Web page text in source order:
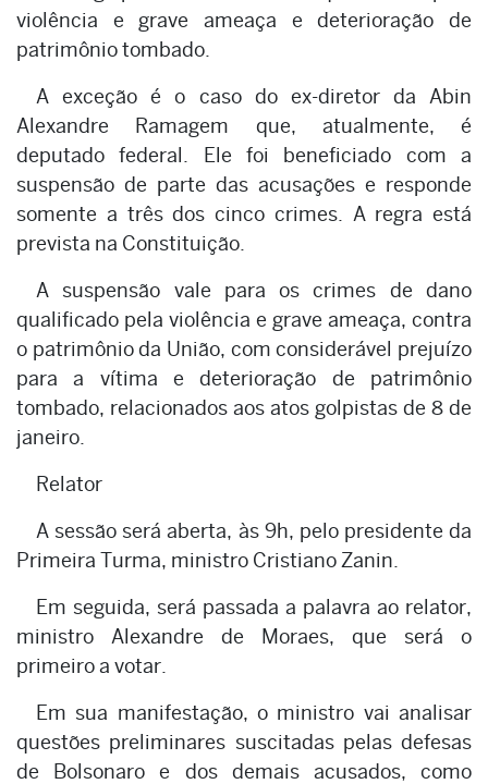
violência e grave ameaça e deterioração de
patrimônio tombado.
A exceção é o caso do ex-diretor da Abin
Alexandre Ramagem que, atualmente, é
deputado federal. Ele foi beneficiado com a
suspensão de parte das acusações e responde
somente a três dos cinco crimes. A regra está
prevista na Constituição.
A suspensão vale para os crimes de dano
qualificado pela violência e grave ameaça, contra
o patrimônio da União, com considerável prejuízo
para a vítima e deterioração de patrimônio
tombado, relacionados aos atos golpistas de 8 de
janeiro.
Relator
A sessão será aberta, às 9h, pelo presidente da
Primeira Turma, ministro Cristiano Zanin.
Em seguida, será passada a palavra ao relator,
ministro Alexandre de Moraes, que será o
primeiro a votar.
Em sua manifestação, o ministro vai analisar
questões preliminares suscitadas pelas defesas
de Bolsonaro e dos demais acusados, como